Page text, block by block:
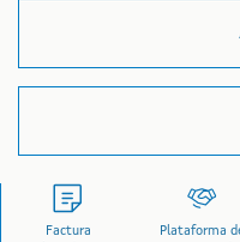
Factura
Plataforma